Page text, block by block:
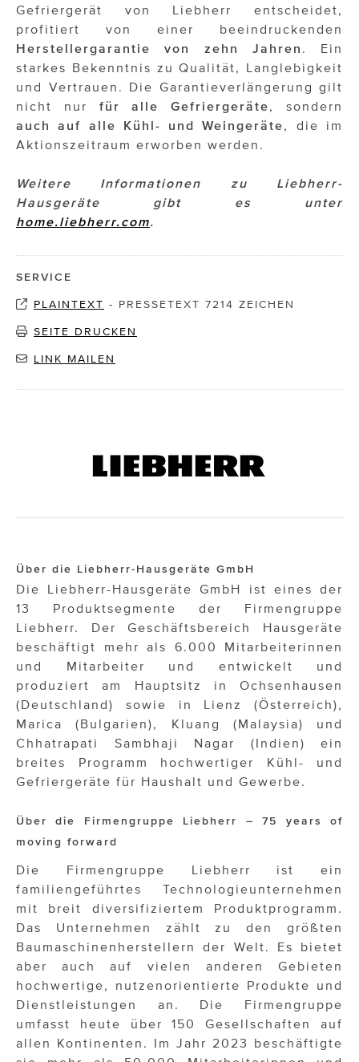
Gefriergerät von Liebherr entscheidet,
profitiert von einer beeindruckenden
Herstellergarantie von zehn Jahren . Ein
starkes Bekenntnis zu Qualität, Langlebigkeit
und Vertrauen. Die Garantieverlängerung gilt
nicht nur für alle Gefriergeräte, sondern
auch auf alle Kühl- und Weingeräte, die im
Aktionszeitraum erworben werden.
Weitere Informationen zu Liebherr-
Hausgeräte gibt es unter
home.liebherr.com.
SERVICE
PLAINTEXT - PRESSETEXT 7214 ZEICHEN
SEITE DRUCKEN
LINK MAILEN
Über die Liebherr-Hausgeräte GmbH
Die Liebherr-Hausgeräte GmbH ist eines der
13 Produktsegmente der Firmengruppe
Liebherr. Der Geschäftsbereich Hausgeräte
beschäftigt mehr als 6.000 Mitarbeiterinnen
und Mitarbeiter und entwickelt und
produziert am Hauptsitz in Ochsenhausen
(Deutschland) sowie in Lienz (Österreich),
Marica (Bulgarien), Kluang (Malaysia) und
Chhatrapati Sambhaji Nagar (Indien) ein
breites Programm hochwertiger Kühl- und
Gefriergeräte für Haushalt und Gewerbe.
Über die Firmengruppe Liebherr – 75 years of
moving forward
Die Firmengruppe Liebherr ist ein
familiengeführtes Technologieunternehmen
mit breit diversifiziertem Produktprogramm.
Das Unternehmen zählt zu den größten
Baumaschinenherstellern der Welt. Es bietet
aber auch auf vielen anderen Gebieten
hochwertige, nutzenorientierte Produkte und
Dienstleistungen an. Die Firmengruppe
umfasst heute über 150 Gesellschaften auf
allen Kontinenten. Im Jahr 2023 beschäftigte